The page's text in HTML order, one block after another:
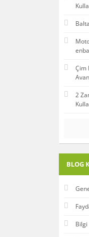
Çim
2
BLOG
Bilgi